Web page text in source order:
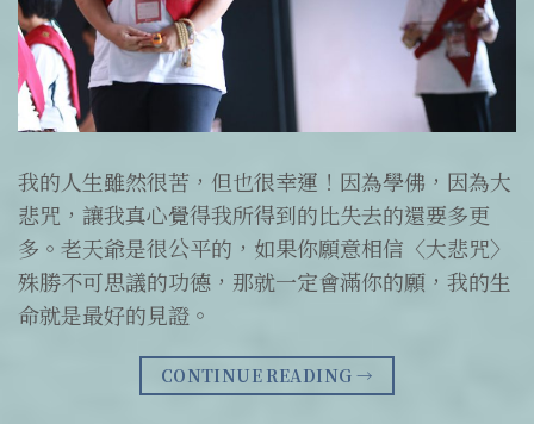
我的人生雖然很苦，但也很幸運！因為學佛，因為大
悲咒，讓我真心覺得我所得到的比失去的還要多更
多。老天爺是很公平的，如果你願意相信〈大悲咒〉
殊勝不可思議的功德，那就一定會滿你的願，我的生
命就是最好的見證。
CONTINUE READING →